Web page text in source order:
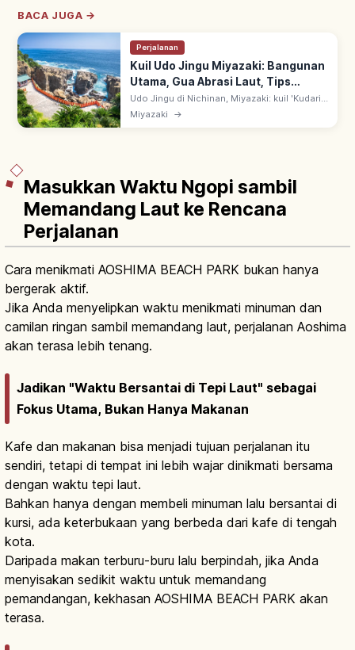
BACA JUGA →
Perjalanan
Kuil Udo Jingu Miyazaki: Bangunan
Utama, Gua Abrasi Laut, Tips
Berkunjung
Udo Jingu di Nichinan, Miyazaki: kuil 'Kudari-
miya' dengan bangunan utama dalam gua
abrasi laut menghadap Laut Hyuga-nada.
Miyazaki →
Masukkan Waktu Ngopi sambil
Memandang Laut ke Rencana
Perjalanan
Cara menikmati AOSHIMA BEACH PARK bukan hanya
bergerak aktif.
Jika Anda menyelipkan waktu menikmati minuman dan
camilan ringan sambil memandang laut, perjalanan Aoshima
akan terasa lebih tenang.
Jadikan "Waktu Bersantai di Tepi Laut" sebagai
Fokus Utama, Bukan Hanya Makanan
Kafe dan makanan bisa menjadi tujuan perjalanan itu
sendiri, tetapi di tempat ini lebih wajar dinikmati bersama
dengan waktu tepi laut.
Bahkan hanya dengan membeli minuman lalu bersantai di
kursi, ada keterbukaan yang berbeda dari kafe di tengah
kota.
Daripada makan terburu-buru lalu berpindah, jika Anda
menyisakan sedikit waktu untuk memandang
pemandangan, kekhasan AOSHIMA BEACH PARK akan
terasa.